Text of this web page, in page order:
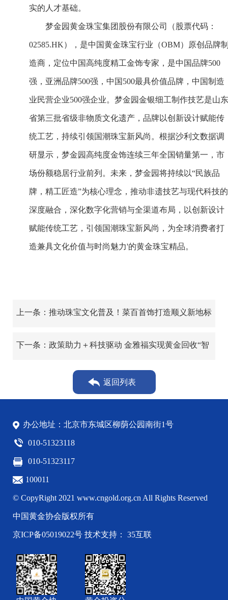
实的人才基础。
梦金园黄金珠宝集团股份有限公司（股票代码：
02585.HK），是中国黄金珠宝行业（OBM）原创品牌
造商，定位中国高纯度精工金饰专家，是中国品牌500
强，亚洲品牌500强，中国500最具价值品牌，中国制造
业民营企业500强企业。梦金园金银细工制作技艺是山东
省第三批省级非物质文化遗产，品牌以创新设计赋能传
统工艺，持续引领国潮珠宝新风尚。根据沙利文数据调
研显示，梦金园高纯度金饰连续三年全国销量第一，市
场份额稳居行业前列。未来，梦金园将持续以“民族品
牌，精工匠造”为核心理念，推动非遗技艺与现代科技的
深度融合，深化数字化营销与全渠道布局，以创新设计
赋能传统工艺，引领国潮珠宝新风尚，为全球消费者打
造兼具文化价值与时尚魅力'的黄金珠宝精品。
上一条：推动珠宝文化普及！菜百首饰打造顺义新地标
下一条：政策助力＋科技驱动 金雅福实现黄金回收“智
返回列表
办公地址：北京市东城区柳荫公园南街1号
010-51323118
010-51323117
100011
© CopyRight 2021 www.cngold.org.cn All Rights Reserved
中国黄金协会版权所有
京ICP备05019022号技术支持： 35互联